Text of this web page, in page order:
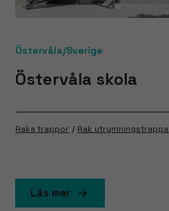
Östervåla/Sverige
Östervåla skola
Raka trappor Rak utrymningstrappa
Läs mer